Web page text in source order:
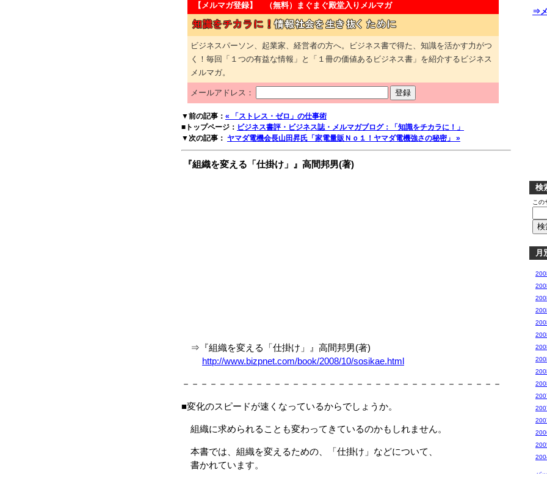
【メルマガ登録】 （無料） まぐまぐ殿堂入りメルマガ
ビジネスパーソン、起業家、経営者の方へ。ビジネス書で得た、知識を活かす力がつ
く！毎回「１つの有益な情報」と「１冊の価値あるビジネス書」を紹介するビジネス
メルマガ。
メールアドレス：
▼前の記事： « 「ストレス・ゼロ」の仕事術
■トップページ： ビジネス書評・ビジネス誌・メルマガブログ：「知識をチカラに！」
▼次の記事： ヤマダ電機会長山田昇氏「家電量販Ｎｏ１！ヤマダ電機強さの秘密」 »
『組織を変える「仕掛け」』高間邦男(著)
⇒『組織を変える「仕掛け」』高間邦男(著)
http://www.bizpnet.com/book/2008/10/sosikae.html
－－－－－－－－－－－－－－－－－－－－－－－－－－－－－－－－－－－
■変化のスピードが速くなっているからでしょうか。
組織に求められることも変わってきているのかもしれません。
本書では、組織を変えるための、「仕掛け」などについて、
書かれています。
⇒
検
この
月
バ